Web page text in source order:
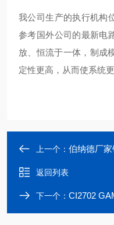
我公司生产的执行机构
参考国外公司的最新电
放、恒流于一体，制成
定性更高，从而使系统
上一个： 伯纳德厂
返回列表
下一个： CI2702